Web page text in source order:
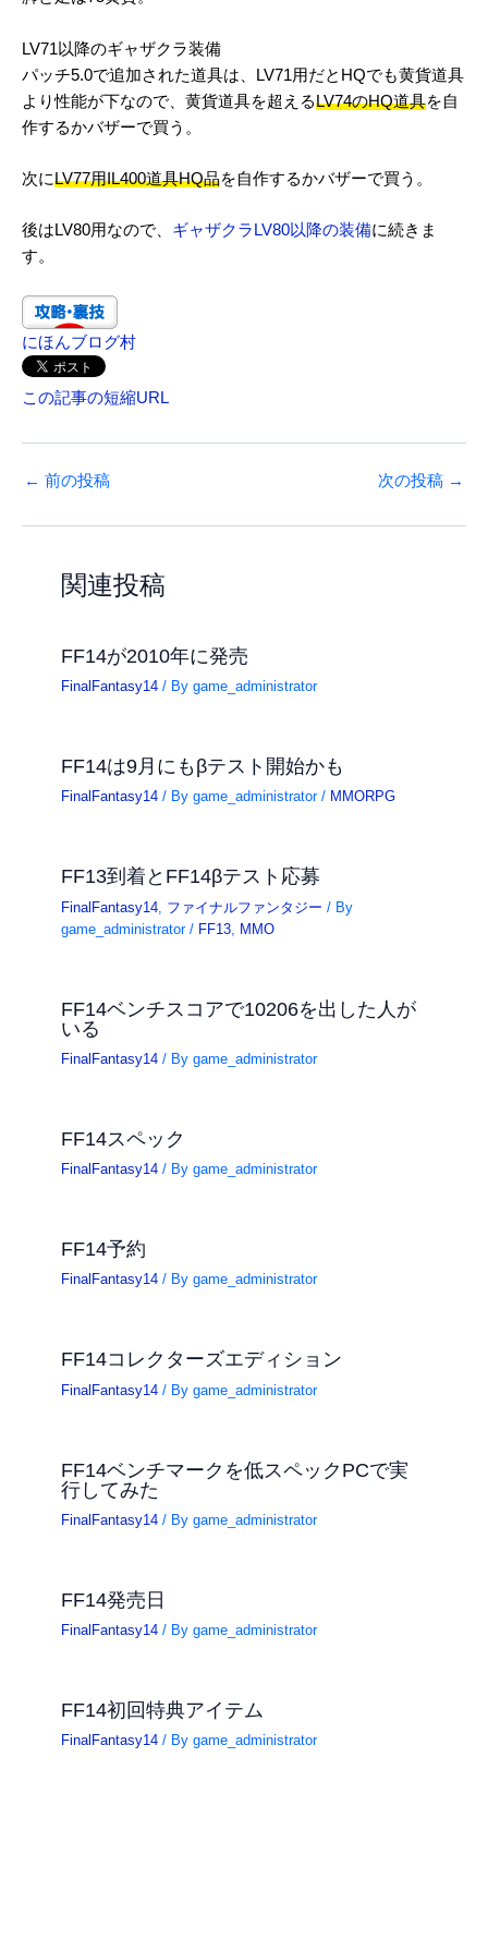
LV71以降のギャザクラ装備
パッチ5.0で追加された道具は、LV71用だとHQでも黄貨道具
より性能が下なので、黄貨道具を超えるLV74のHQ道具を自
作するかバザーで買う。
次にLV77用IL400道具HQ品を自作するかバザーで買う。
後はLV80用なので、 ギャザクラLV80以降の装備に続きま
す。
にほんブログ村
この記事の短縮URL
← 前の投稿 次の投稿 →
関連投稿
FF14が2010年に発売
FinalFantasy14 / Bygame_administrator
FF14は9月にもβテスト開始かも
FinalFantasy14 / Bygame_administrator/ MMORPG
FF13到着とFF14βテスト応募
FinalFantasy14 ファイナルファンタジー / By
game_administrator/ FF13 MMO
FF14ベンチスコアで10206を出した人が
いる
FinalFantasy14 / Bygame_administrator
FF14スペック
FinalFantasy14 / Bygame_administrator
FF14予約
FinalFantasy14 / Bygame_administrator
FF14コレクターズエディション
FinalFantasy14 / Bygame_administrator
FF14ベンチマークを低スペックPCで実
行してみた
FinalFantasy14 / Bygame_administrator
FF14発売日
FinalFantasy14 / Bygame_administrator
FF14初回特典アイテム
FinalFantasy14 / Bygame_administrator